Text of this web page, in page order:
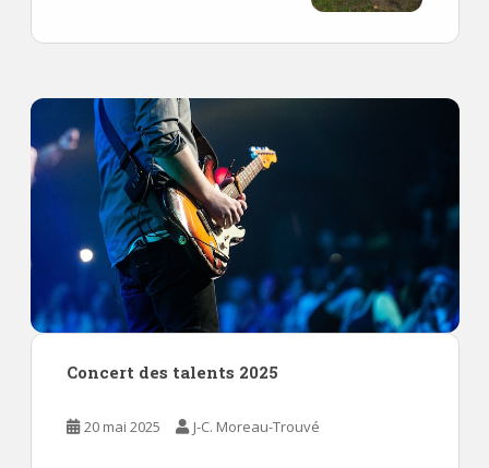
Concert des talents 2025
20 mai 2025 J-C. Moreau-Trouvé